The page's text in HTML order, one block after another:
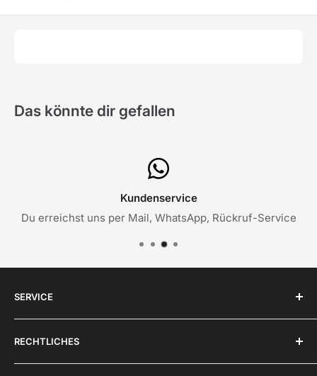
Das könnte dir gefallen
Kundenservice
Du erreichst uns per Mail, WhatsApp, Rückruf-Service
SERVICE
✉️ Sende uns eineE-Mail
💬 Schreibe uns über
🔁 Rückruf-Service: +49 (0)2261-9939353
RECHTLICHES
AGB